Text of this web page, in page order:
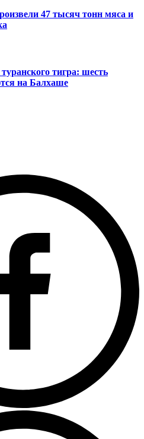
47 тысяч тонн мяса и
тигра: шесть
на Балхаше